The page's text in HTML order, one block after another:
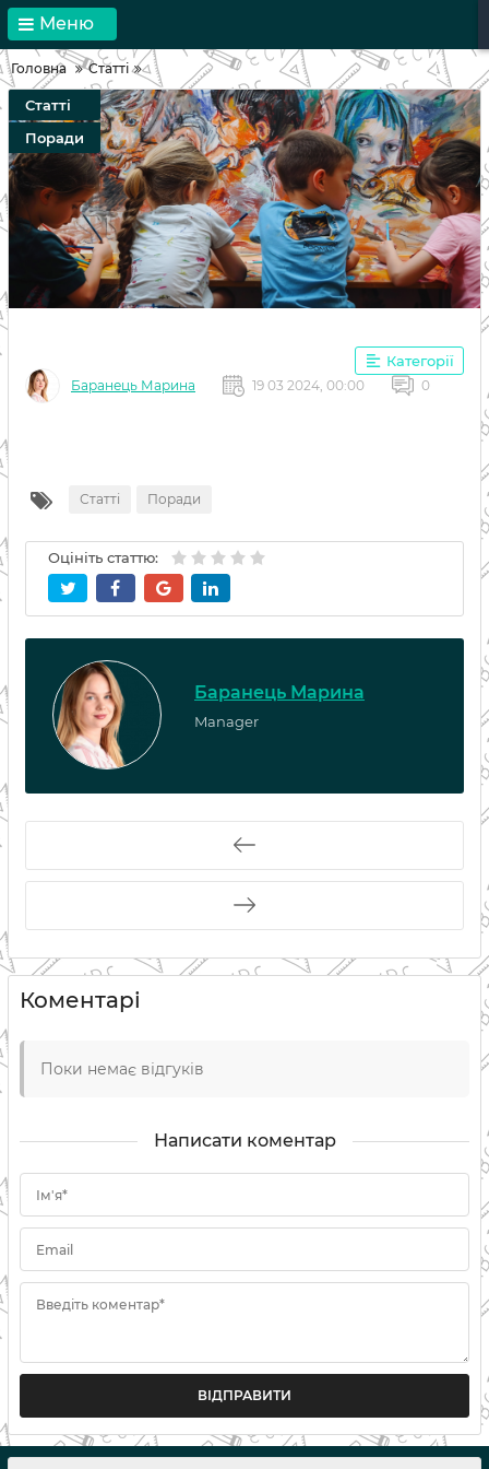
Меню
Головна Статті
Статті
Поради
Категорії
Баранець Марина 19 03 2024, 00:00 0
Статті Поради
Оцініть статтю:
Баранець Марина
Manager
Коментарі
Поки немає відгуків
Написати коментар
Ім'я*
Email
Введіть коментар*
ВІДПРАВИТИ